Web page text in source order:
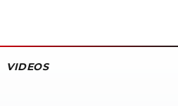
VIDEOS